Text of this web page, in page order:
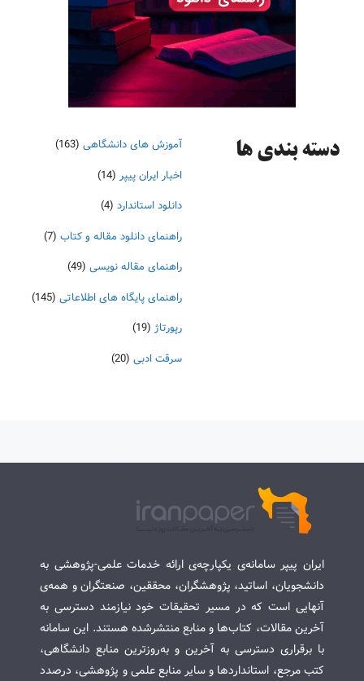
دسته‌ بندی ها آموزش های دانشگاهی (163)
اخبار ایران پیپر (14)
دانلود استاندارد (4)
راهنمای دانلود مقاله و کتاب (7)
راهنمای مقاله نویسی (49)
راهنمای پایگاه های اطلاعاتی (145)
رپورتاژ (19)
سرقت ادبی (20)
ایران پیپر سامانه‌ی یکپارچه‌ی ارائه خدمات علمی-پژوهشی به
دانشجویان، اساتید، پژوهشگران، محققین، صنعتگران و همه‌ی
آنهایی است که در مسیر تحقیقات خود نیازمند دسترسی به
آخرین مقالات، کتاب‌ها و منابع منتشرشده هستند. این سامانه
با برقراری دسترسی به آخرین و به‌روزترین منابع دانشگاهی،
کتب مرجع، استانداردها و سایر منابع علمی و پژوهشی، درصدد